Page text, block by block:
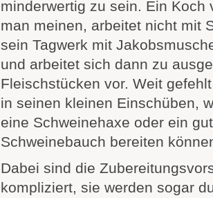
minderwertig zu sein. Ein Koch
man meinen, arbeitet nicht mit
sein Tagwerk mit
und arbeitet sich dann zu
Fleischstücken vor. Weit
in seinen kleinen Einschüben,
eine Schweinehaxe oder ein
Schweinebauch bereiten
Dabei sind die
kompliziert, sie werden sogar